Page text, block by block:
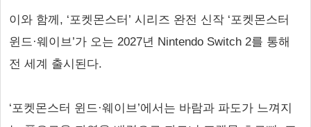
이와 함께, ‘포켓몬스터’ 시리즈 완전 신작 ‘포켓몬스터
윈드·웨이브’가 오는 2027년 Nintendo Switch 2를 통해
전 세계 출시된다.
‘포켓몬스터 윈드·웨이브’에서는 바람과 파도가 느껴지